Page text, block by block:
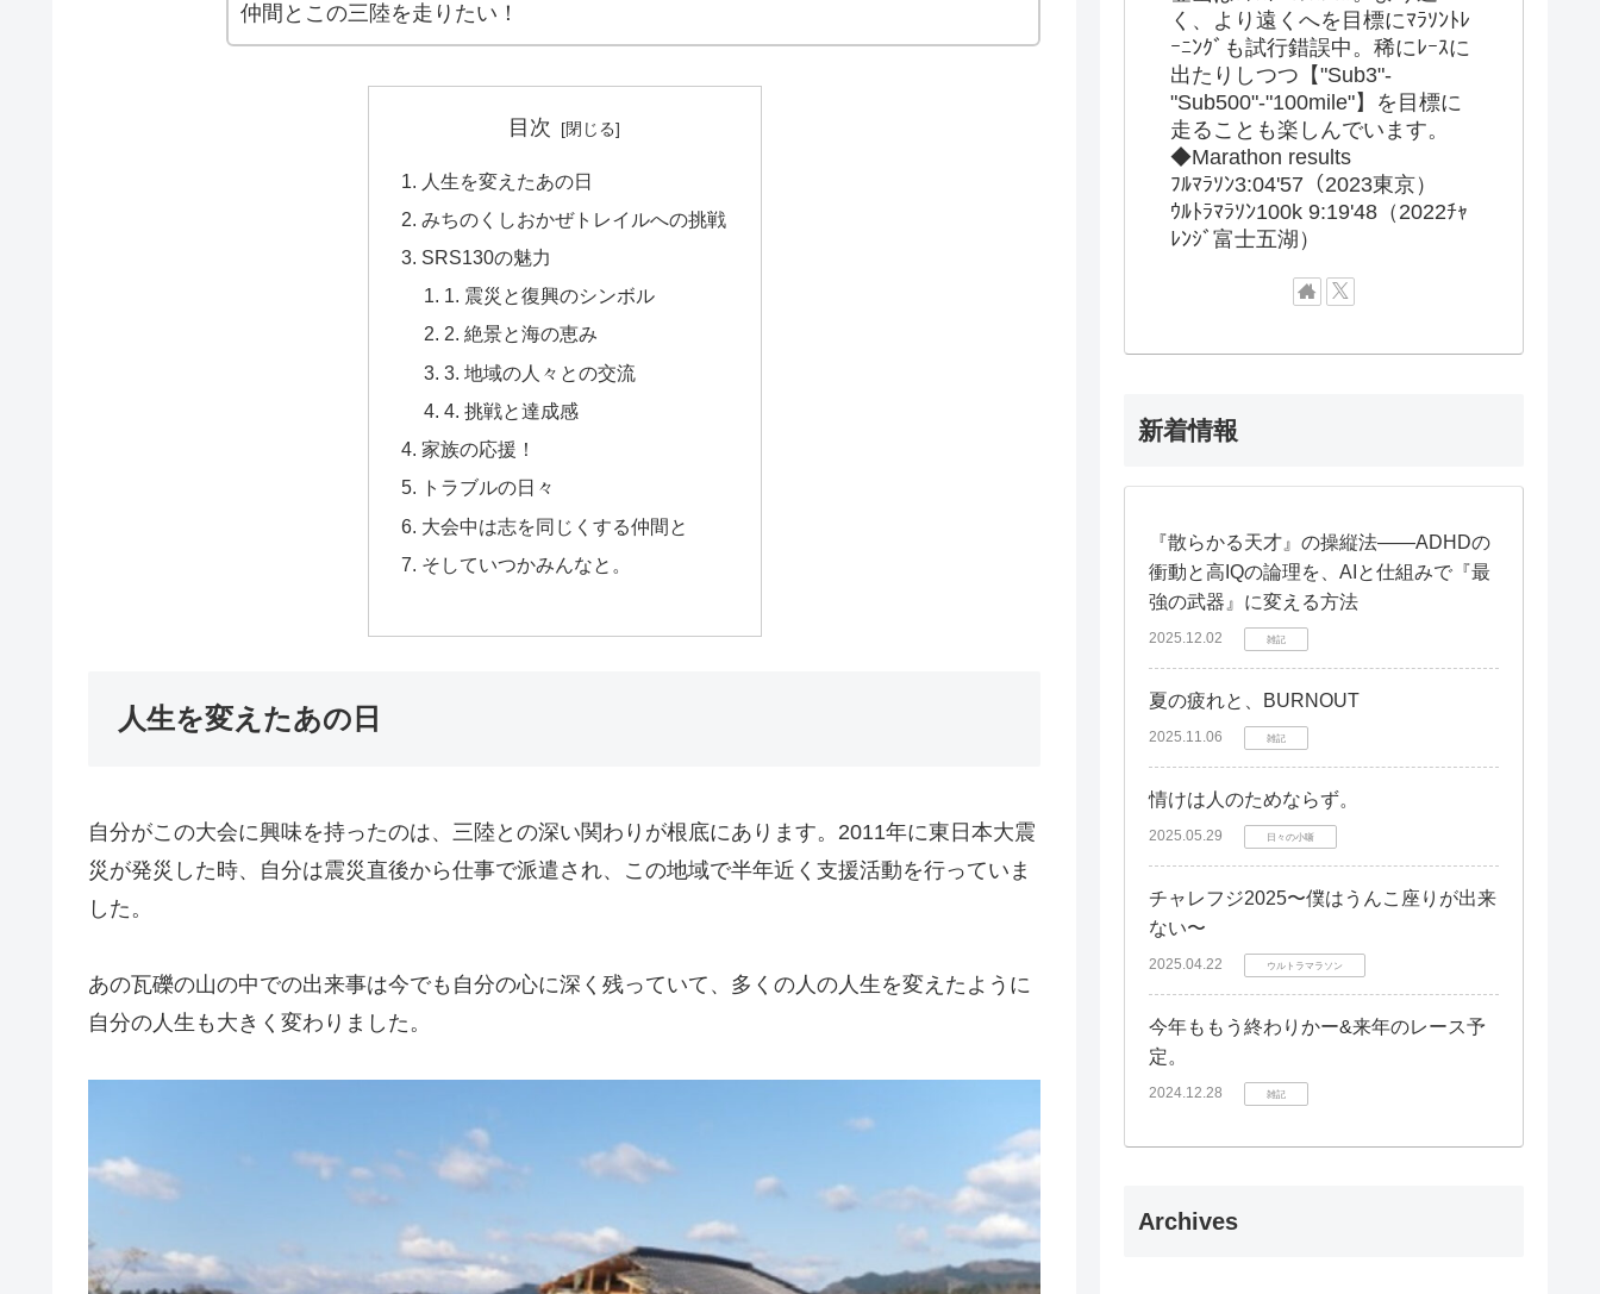
仲間とこの三陸を走りたい！
目次
人生を変えたあの日
みちのくしおかぜトレイルへの挑戦
SRS130の魅力
1. 震災と復興のシンボル
2. 絶景と海の恵み
3. 地域の人々との交流
4. 挑戦と達成感
家族の応援！
トラブルの日々
大会中は志を同じくする仲間と
そしていつかみんなと。
人生を変えたあの日
自分がこの大会に興味を持ったのは、三陸との深い関わりが根底にあります。2011年に東日本大震
災が発災した時、自分は震災直後から仕事で派遣され、この地域で半年近く支援活動を行っていま
した。
あの瓦礫の山の中での出来事は今でも自分の心に深く残っていて、多くの人の人生を変えたように
自分の人生も大きく変わりました。
く、より遠くへを目標にﾏﾗｿﾝﾄﾚ
ｰﾆﾝｸﾞも試行錯誤中。稀にﾚｰｽに
出たりしつつ【"Sub3"-
"Sub500"-"100mile"】を目標に
走ることも楽しんでいます。
◆Marathon results
ﾌﾙﾏﾗｿﾝ3:04'57（2023東京）
ｳﾙﾄﾗﾏﾗｿﾝ100k 9:19'48（2022ﾁｬ
ﾚﾝｼﾞ富士五湖）
新着情報
『散らかる天才』の操縦法——ADHDの
衝動と高IQの論理を、AIと仕組みで『最
強の武器』に変える方法
2025.12.02 雑記
夏の疲れと、BURNOUT
2025.11.06 雑記
情けは人のためならず。
2025.05.29 日々の小噺
チャレフジ2025〜僕はうんこ座りが出来
ない〜
2025.04.22 ウルトラマラソン
今年ももう終わりかー&来年のレース予
定。
2024.12.28 雑記
Archives